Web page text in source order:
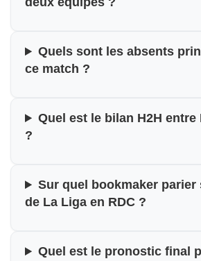
Quels sont les absents
ce match ?
Quel est le bilan H2H entre
?
Sur quel bookmaker parier
de La Liga en RDC ?
Quel est le pronostic final